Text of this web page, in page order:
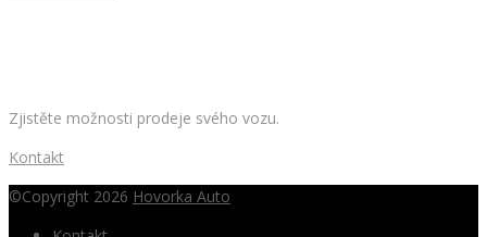
Zjistěte možnosti prodeje svého vozu.
Kontakt
©Copyright 2026 Hovorka Auto